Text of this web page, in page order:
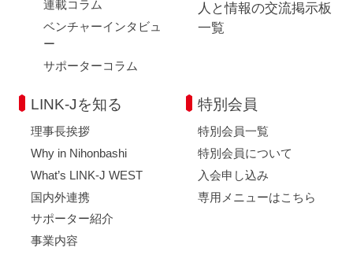
連載コラム
ベンチャーインタビュ
ー
サポーターコラム
人と情報の交流掲示板
一覧
LINK-Jを知る
理事長挨拶
Why in Nihonbashi
What’s LINK-J WEST
国内外連携
サポーター紹介
事業内容
特別会員
特別会員一覧
特別会員について
入会申し込み
専用メニューはこちら